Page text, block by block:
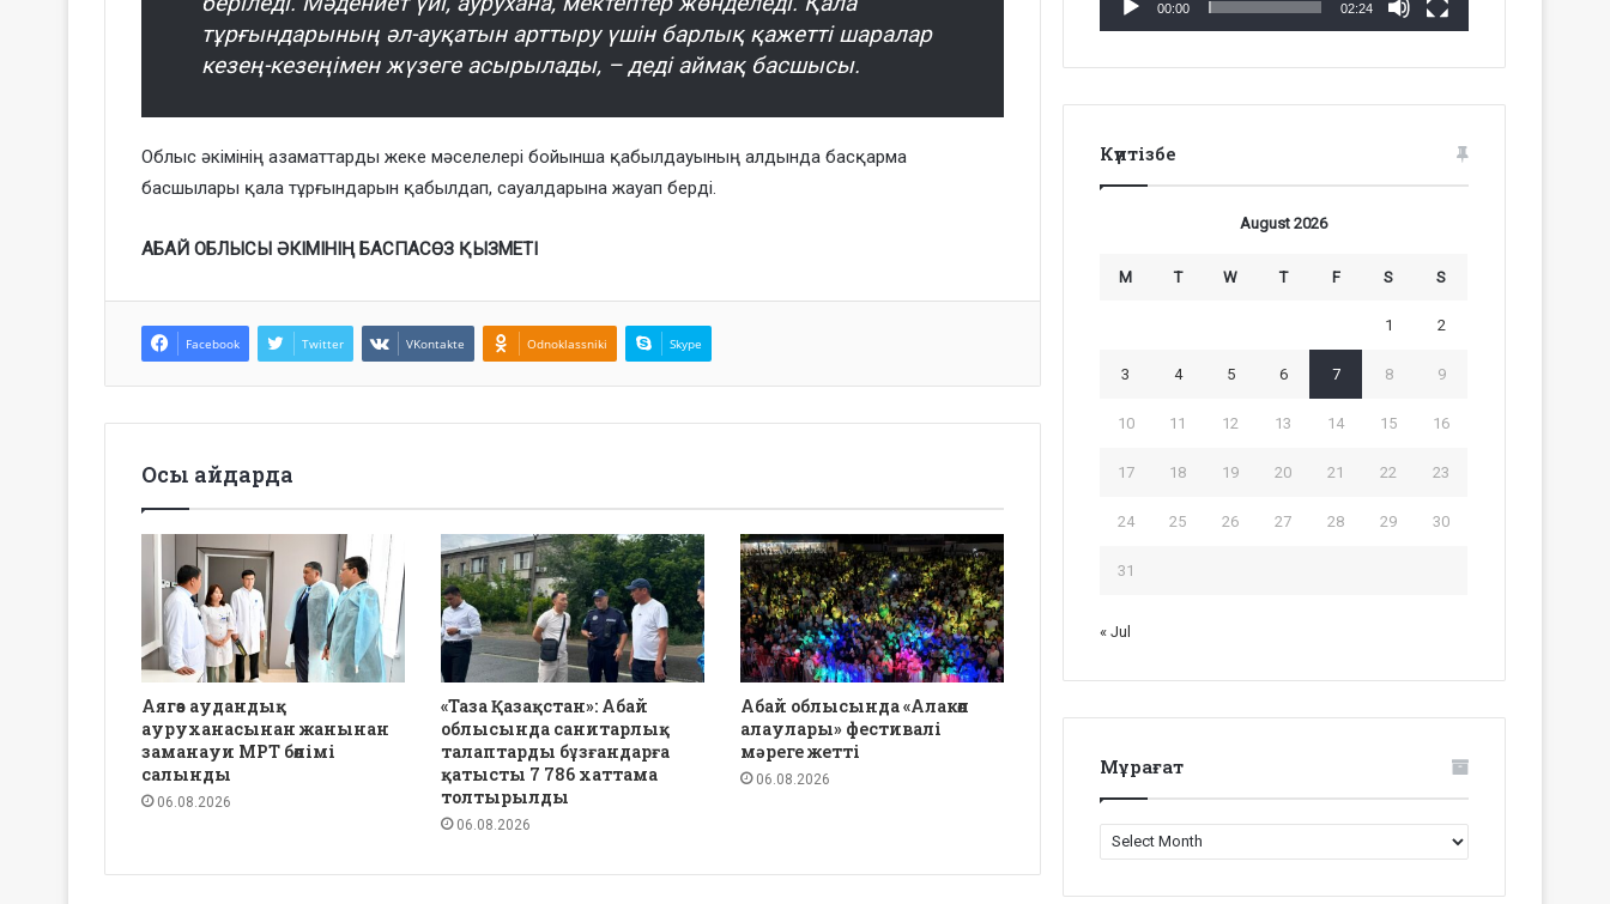
тұрғындарының әл-ауқатын арттыру үшін барлық қажетті шаралар
кезең-кезеңімен жүзеге асырылады, – деді аймақ басшысы.
Облыс әкімінің азаматтарды жеке мәселелері бойынша қабылдауының алдында басқарма
басшылары қала тұрғындарын қабылдап, сауалдарына жауап берді.
АБАЙ ОБЛЫСЫ ӘКІМІНІҢ БАСПАСӨЗ ҚЫЗМЕТІ
Facebook Twitter VKontakte Odnoklassniki Skype
Осы айдарда
Аягөз аудандық
ауруханасынан жанынан
заманауи МРТ бөлімі
салынды
06.08.2026
«Таза Қазақстан»: Абай
облысында санитарлық
талаптарды бұзғандарға
қатысты 7 786 хаттама
толтырылды
06.08.2026
Абай облысында «Алакөл
алаулары» фестивалі
мәреге жетті
06.08.2026
00:00 02:24
Күнтізбе
August 2026
M T W T F S S
1 2
3 4 5 6 7 8 9
10 11 12 13 14 15 16
17 18 19 20 21 22 23
24 25 26 27 28 29 30
31
« Jul
Мұрағат
Мұрағат